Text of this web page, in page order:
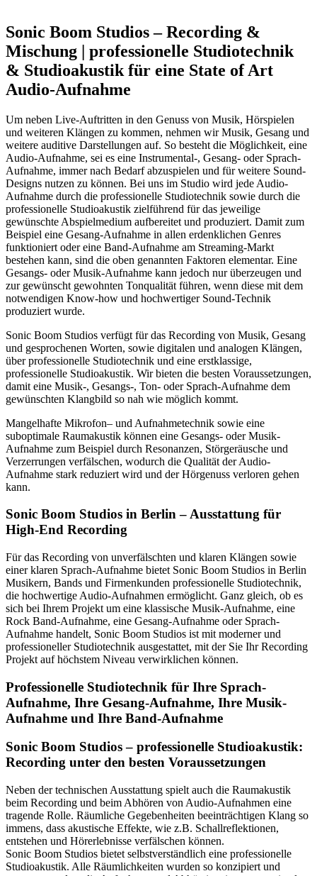
Sonic Boom Studios – Recording &
Mischung | professionelle Studiotechnik
& Studioakustik für eine State of Art
Audio-Aufnahme
Um neben Live-Auftritten in den Genuss von Musik, Hörspielen
und weiteren Klängen zu kommen, nehmen wir Musik, Gesang und
weitere auditive Darstellungen auf. So besteht die Möglichkeit, eine
Audio-Aufnahme, sei es eine Instrumental-, Gesang- oder Sprach-
Aufnahme, immer nach Bedarf abzuspielen und für weitere Sound-
Designs nutzen zu können. Bei uns im Studio wird jede Audio-
Aufnahme durch die professionelle Studiotechnik sowie durch die
professionelle Studioakustik zielführend für das jeweilige
gewünschte Abspielmedium aufbereitet und produziert. Damit zum
Beispiel eine Gesang-Aufnahme in allen erdenklichen Genres
funktioniert oder eine Band-Aufnahme am Streaming-Markt
bestehen kann, sind die oben genannten Faktoren elementar. Eine
Gesangs- oder Musik-Aufnahme kann jedoch nur überzeugen und
zur gewünscht gewohnten Tonqualität führen, wenn diese mit dem
notwendigen Know-how und hochwertiger Sound-Technik
produziert wurde.
Sonic Boom Studios verfügt für das Recording von Musik, Gesang
und gesprochenen Worten, sowie digitalen und analogen Klängen,
über professionelle Studiotechnik und eine erstklassige,
professionelle Studioakustik. Wir bieten die besten Voraussetzungen,
damit eine Musik-, Gesangs-, Ton- oder Sprach-Aufnahme dem
gewünschten Klangbild so nah wie möglich kommt.
Mangelhafte Mikrofon– und Aufnahmetechnik sowie eine
suboptimale Raumakustik können eine Gesangs- oder Musik-
Aufnahme zum Beispiel durch Resonanzen, Störgeräusche und
Verzerrungen verfälschen, wodurch die Qualität der Audio-
Aufnahme stark reduziert wird und der Hörgenuss verloren gehen
kann.
Sonic Boom Studios in Berlin – Ausstattung für
High-End Recording
Für das Recording von unverfälschten und klaren Klängen sowie
einer klaren Sprach-Aufnahme bietet Sonic Boom Studios in Berlin
Musikern, Bands und Firmenkunden professionelle Studiotechnik,
die hochwertige Audio-Aufnahmen ermöglicht. Ganz gleich, ob es
sich bei Ihrem Projekt um eine klassische Musik-Aufnahme, eine
Rock Band-Aufnahme, eine Gesang-Aufnahme oder Sprach-
Aufnahme handelt, Sonic Boom Studios ist mit moderner und
professioneller Studiotechnik ausgestattet, mit der Sie Ihr Recording
Projekt auf höchstem Niveau verwirklichen können.
Professionelle Studiotechnik für Ihre Sprach-
Aufnahme, Ihre Gesang-Aufnahme, Ihre Musik-
Aufnahme und Ihre Band-Aufnahme
Sonic Boom Studios – professionelle Studioakustik:
Recording unter den besten Voraussetzungen
Neben der technischen Ausstattung spielt auch die Raumakustik
beim Recording und beim Abhören von Audio-Aufnahmen eine
tragende Rolle. Räumliche Gegebenheiten beeinträchtigen Klang so
immens, dass akustische Effekte, wie z.B. Schallreflektionen,
entstehen und Hörerlebnisse verfälschen können.
Sonic Boom Studios bietet selbstverständlich eine professionelle
Studioakustik. Alle Räumlichkeiten wurden so konzipiert und